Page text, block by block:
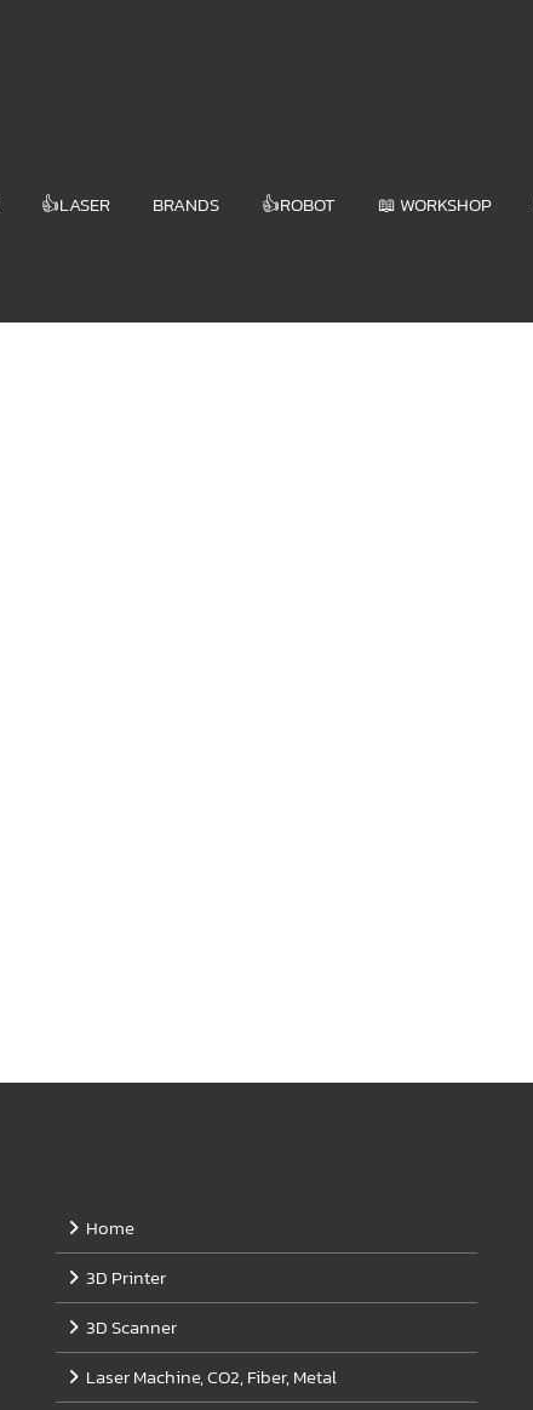
👍LASER BRANDS 👍ROBOT 📖 WORKSHOP
Home
3D Printer
3D Scanner
Laser Machine, CO2, Fiber, Metal